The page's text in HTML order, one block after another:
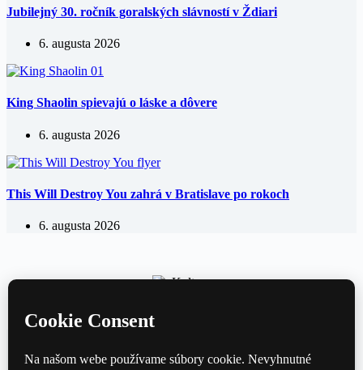
Jubilejný 30. ročník goralských slávností v Ždiari
6. augusta 2026
King Shaolin spievajú o láske a dôvere
6. augusta 2026
This Will Destroy You zahrá v Bratislave po rokoch
6. augusta 2026
Divadlo
Film